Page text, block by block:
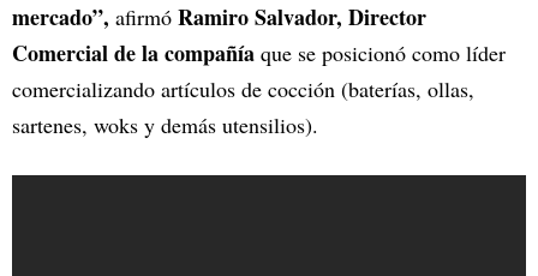
mercado”, afirmó Ramiro Salvador, Director
Comercial de la compañía que se posicionó como líder
comercializando artículos de cocción (baterías, ollas,
sartenes, woks y demás utensilios).